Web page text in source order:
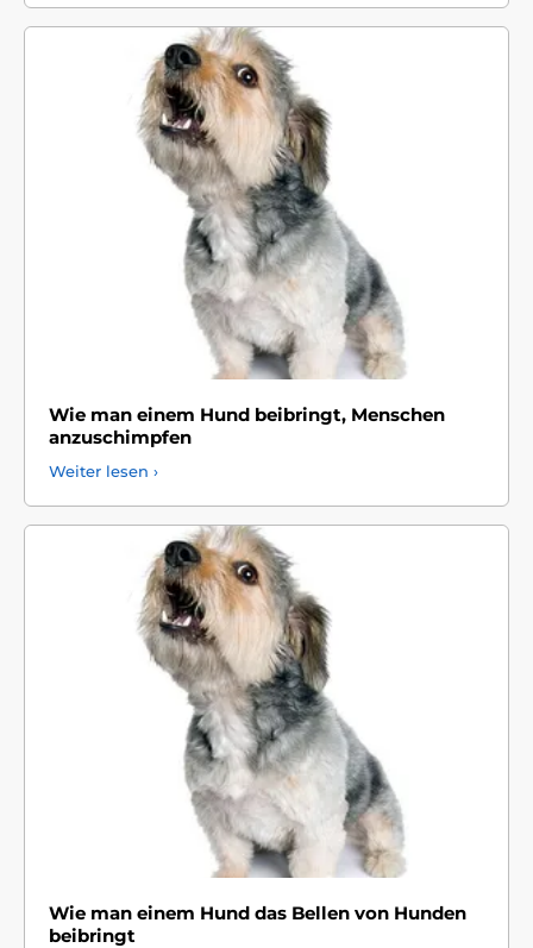
Wie man einem Hund beibringt, Menschen
anzuschimpfen
Weiter lesen ›
Wie man einem Hund das Bellen von Hunden
beibringt